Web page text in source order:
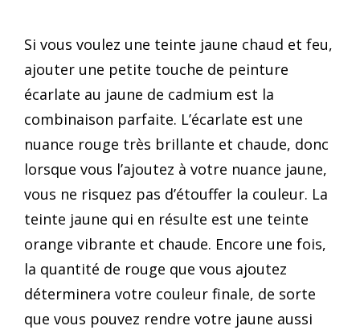
Si vous voulez une teinte jaune chaud et feu,
ajouter une petite touche de peinture
écarlate au jaune de cadmium est la
combinaison parfaite. L’écarlate est une
nuance rouge très brillante et chaude, donc
lorsque vous l’ajoutez à votre nuance jaune,
vous ne risquez pas d’étouffer la couleur. La
teinte jaune qui en résulte est une teinte
orange vibrante et chaude. Encore une fois,
la quantité de rouge que vous ajoutez
déterminera votre couleur finale, de sorte
que vous pouvez rendre votre jaune aussi